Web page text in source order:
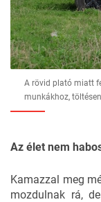
A rövid plató miatt
munkákhoz, töltésen
Az élet nem
Kamazzal meg
mozdulnak rá,